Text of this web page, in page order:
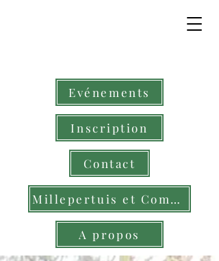
Millepertuis et Compagnie
Evénements
Inscription
Contact
A propos